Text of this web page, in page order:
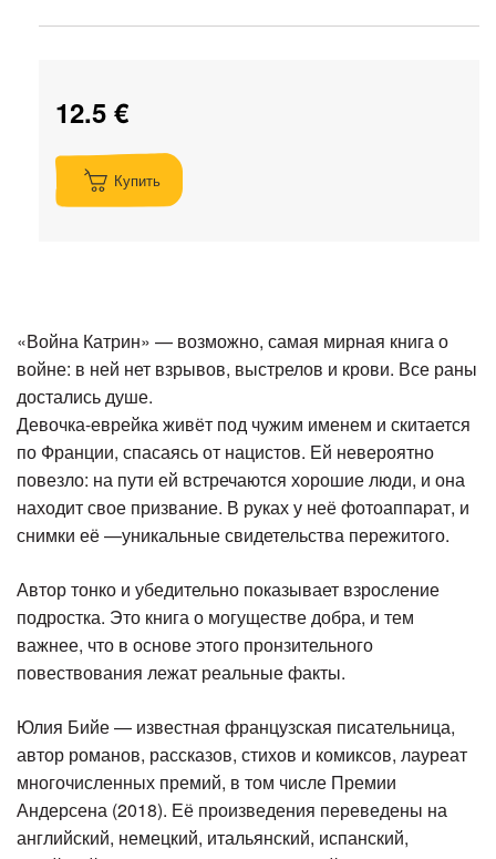
12.5 €
Купить
«Война Катрин» — возможно, самая мирная книга о
войне: в ней нет взрывов, выстрелов и крови. Все раны
достались душе.
Девочка-еврейка живёт под чужим именем и скитается
по Франции, спасаясь от нацистов. Ей невероятно
повезло: на пути ей встречаются хорошие люди, и она
находит свое призвание. В руках у неё фотоаппарат, и
снимки её —уникальные свидетельства пережитого.
Автор тонко и убедительно показывает взросление
подростка. Это книга о могуществе добра, и тем
важнее, что в основе этого пронзительного
повествования лежат реальные факты.
Юлия Бийе — известная французская писательница,
автор романов, рассказов, стихов и комиксов, лауреат
многочисленных премий, в том числе Премии
Андерсена (2018). Её произведения переведены на
английский, немецкий, итальянский, испанский,